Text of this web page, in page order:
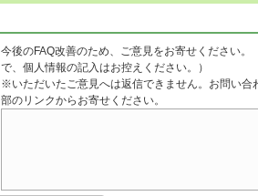
今後のFAQ改善のため、ご意見をお寄せください。
で、個人情報の記入はお控えください。）
※いただいたご意見へは返信できません。お問い合
部のリンクからお寄せください。